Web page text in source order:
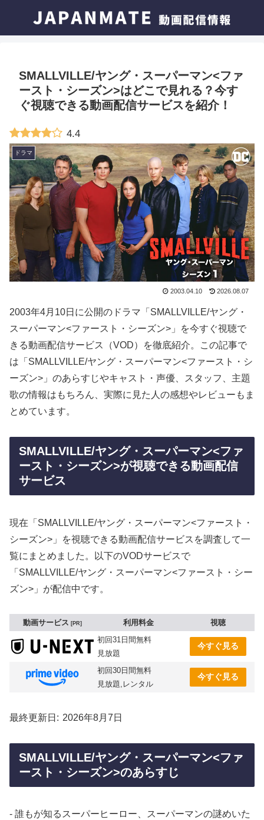
SMALLVILLE/ヤング・スーパーマン<ファ
ースト・シーズン>はどこで見れる？今す
ぐ視聴できる動画配信サービスを紹介！
4.4
ドラマ
2003.04.10 2026.08.07
2003年4月10日に公開のドラマ「SMALLVILLE/ヤング・
スーパーマン<ファースト・シーズン>」を今すぐ視聴で
きる動画配信サービス（VOD）を徹底紹介。この記事で
は「SMALLVILLE/ヤング・スーパーマン<ファースト・シ
ーズン>」のあらすじやキャスト・声優、スタッフ、主題
歌の情報はもちろん、実際に見た人の感想やレビューもま
とめています。
SMALLVILLE/ヤング・スーパーマン<ファ
ースト・シーズン>が視聴できる動画配信
サービス
現在「SMALLVILLE/ヤング・スーパーマン<ファースト・
シーズン>」を視聴できる動画配信サービスを調査して一
覧にまとめました。以下のVODサービスで
「SMALLVILLE/ヤング・スーパーマン<ファースト・シー
ズン>」が配信中です。
動画サービス PR 利用料金
視聴
初回31日間無料
見放題
今すぐ見る
初回30日間無料
見放題,レンタル
今すぐ見る
最終更新日 2026年8月7日
SMALLVILLE/ヤング・スーパーマン<ファ
ースト・シーズン>のあらすじ
- 誰もが知るスーパーヒーロー、スーパーマンの謎めいた